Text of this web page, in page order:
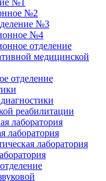
№2
№3
№4
отделение
медицинской
отделение
реабилитации
лаборатория
лаборатория
лаборатория